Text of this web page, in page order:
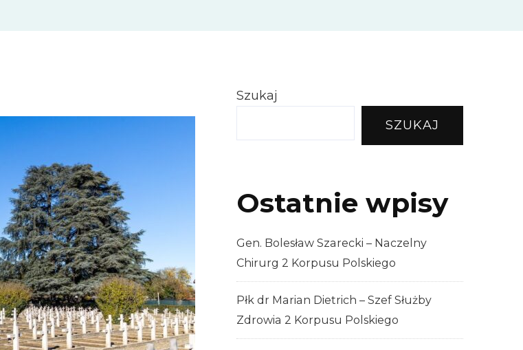
Szukaj
SZUKAJ
Ostatnie wpisy
Gen. Bolesław Szarecki – Naczelny
Chirurg 2 Korpusu Polskiego
Płk dr Marian Dietrich – Szef Służby
Zdrowia 2 Korpusu Polskiego